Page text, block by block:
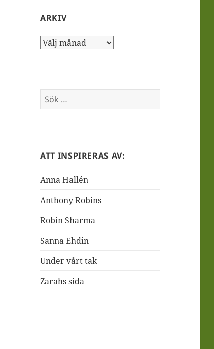
ARKIV
Arkiv
Sök
efter:
ATT INSPIRERAS AV:
Anna Hallén
Anthony Robins
Robin Sharma
Sanna Ehdin
Under vårt tak
Zarahs sida